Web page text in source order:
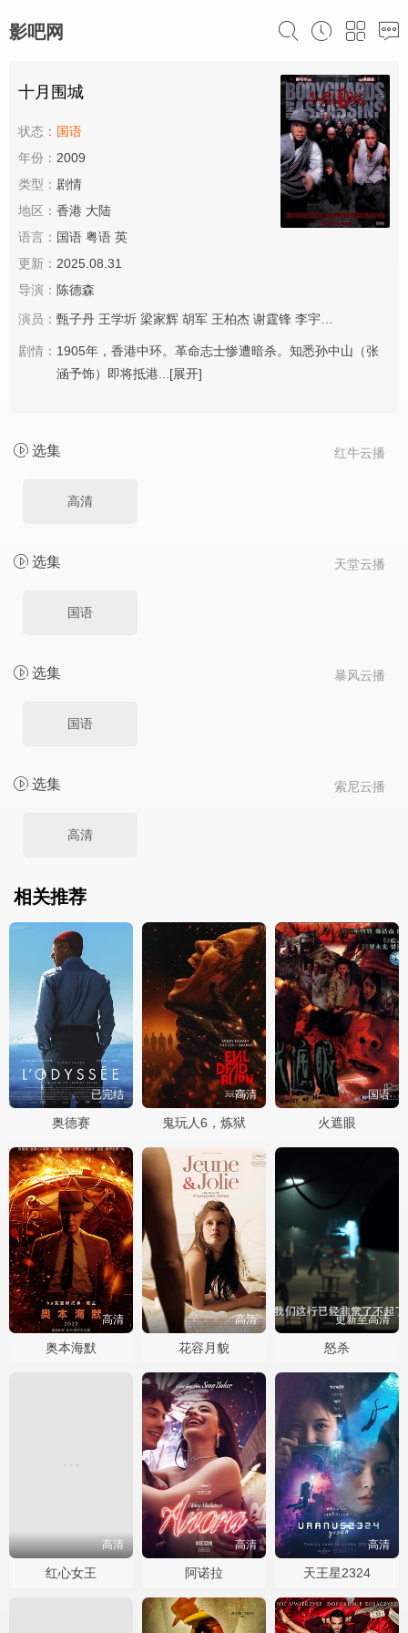
影吧网
十月围城
状态： 国语
年份： 2009
类型： 剧情
地区： 香港 大陆
语言： 国语 粤语 英
更新： 2025.08.31
导演： 陈德森
演员： 甄子丹 王学圻 梁家辉 胡军 王柏杰 谢霆锋 李宇春
剧情： 1905年，香港中环。革命志士惨遭暗杀。知悉孙中山（张
涵予饰）即将抵港... [展开]
红牛云播
选集
高清
天堂云播
选集
国语
暴风云播
选集
国语
索尼云播
选集
高清
相关推荐
已完结
奥德赛
高清
鬼玩人6，炼狱
国语
火遮眼
高清
奥本海默
高清
花容月貌
更新至高清
怒杀
高清
红心女王
高清
阿诺拉
高清
天王星2324